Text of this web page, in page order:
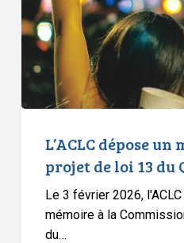
projet
loi
13
du
L’ACLC dépose
projet de loi 13 du
Le 3 février 2026,
mémoire à la
du…